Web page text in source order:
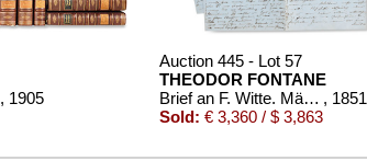
, 1905
Auction 445 - Lot 57
THEODOR FONTANE
Brief an F. Witte. März 1851 , 1851
Sold: € 3,360 / $ 3,863